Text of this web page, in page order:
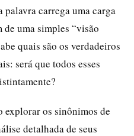
palavra carrega uma carga
uma simples “visão
quais são os verdadeiros
será que todos esses
explorar os sinônimos de
detalhada de seus